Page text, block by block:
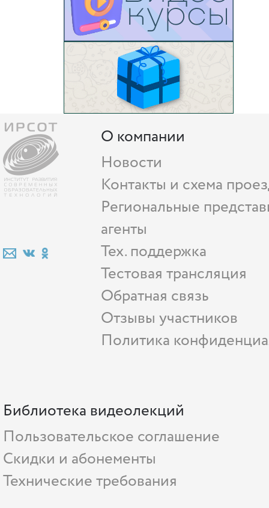
О компании
Новости
Контакты и схема
Региональные
агенты
Тех. поддержка
Тестовая трансляция
Обратная связь
Отзывы участников
Политика
Библиотека видеолекций
Пользовательское соглашение
Скидки и абонементы
Технические требования